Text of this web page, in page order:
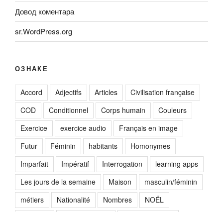
Довод коментара
sr.WordPress.org
ОЗНАКЕ
Accord Adjectifs Articles
Civilisation française
COD
Conditionnel Corps humain
Couleurs
Exercice
exercice audio
Français en image
Futur
Féminin habitants
Homonymes
Imparfait
Impératif Interrogation
learning apps
Les jours de la semaine
Maison
masculin/féminin
métiers
Nationalité Nombres NOËL